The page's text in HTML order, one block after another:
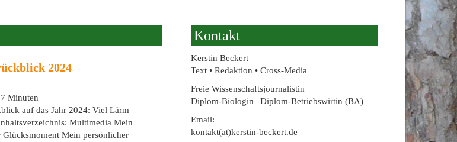
2024
7 Minuten
auf das Jahr 2024: Viel Lärm –
Multimedia Mein
Mein persönlicher
Kontakt
Kerstin Beckert
Text • Redaktion • Cross-Media
Freie Wissenschaftsjournalistin
Diplom-Biologin | Diplom-Betriebswirtin (BA)
Email:
kontakt(at)kerstin-beckert.de